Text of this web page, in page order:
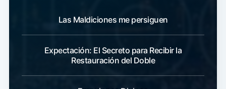
Las Maldiciones me persiguen
Expectación: El Secreto para Recibir la
Restauración del Doble